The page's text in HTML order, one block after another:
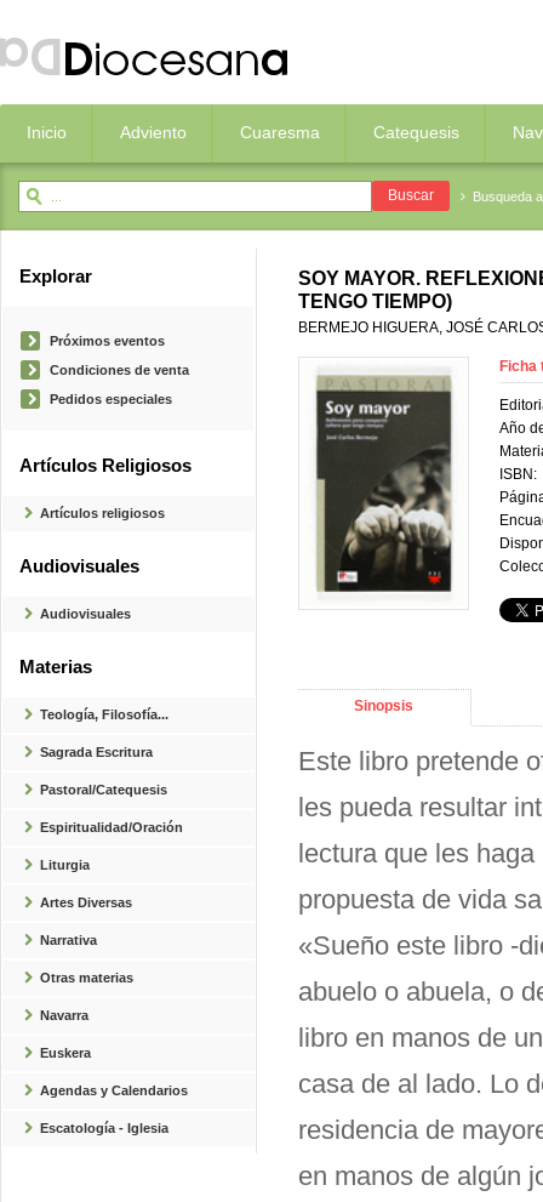
Inicio Adviento Cuaresma Catequesis
Busqueda
Explorar
Próximos eventos
Condiciones de venta
Pedidos especiales
Artículos Religiosos
Artículos religiosos
Audiovisuales
Audiovisuales
Materias
Teología, Filosofía...
Sagrada Escritura
Pastoral/Catequesis
Espiritualidad/Oración
Liturgia
Artes Diversas
Narrativa
Otras materias
Navarra
Euskera
Agendas y Calendarios
Escatología - Iglesia
SOY MAYOR.
TENGO TIEMPO)
BERMEJO HIGUERA, JOSÉ
Ficha
Año
ISBN:
Sinopsis
Este libro pretende
les pueda resultar
lectura que les
propuesta de vida
«Sueño este libro -
abuelo o abuela, o
libro en manos de
casa de al lado. Lo
residencia de
en manos de algún